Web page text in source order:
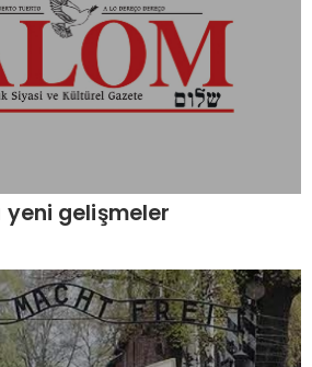
gelişmeler